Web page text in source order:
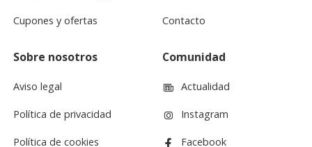
Cupones y ofertas Contacto
Sobre nosotros
Aviso legal
Política de privacidad
Política de cookies
Comunidad
Actualidad
Instagram
Facebook